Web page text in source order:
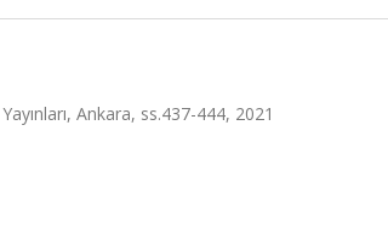
Ankara, ss.437-444, 2021